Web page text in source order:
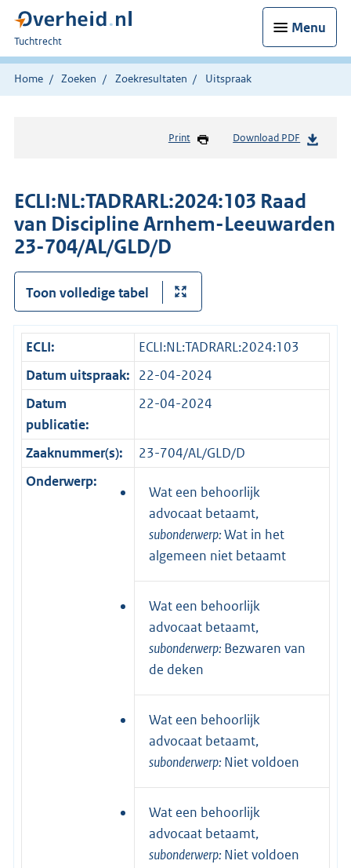
Menu
U
bent
hier:
Tuchtrecht
Home Zoeken Zoekresultaten Uitspraak
Print Download PDF
ECLI:NL:TADRARL:2024:103 Raad
van Discipline Arnhem-Leeuwarden
23-704/AL/GLD/D
Toon volledige tabel
ECLI:
ECLI:NL:TADRARL:2024:103
Datum uitspraak: 22-04-2024
Datum
publicatie:
22-04-2024
Zaaknummer(s):
23-704/AL/GLD/D
Onderwerp:
Wat een behoorlijk
advocaat betaamt,
subonderwerp:Wat in het
algemeen niet betaamt
Wat een behoorlijk
advocaat betaamt,
subonderwerp: Bezwaren van
de deken
Wat een behoorlijk
advocaat betaamt,
subonderwerp: Niet voldoen
Wat een behoorlijk
advocaat betaamt,
subonderwerp: Niet voldoen